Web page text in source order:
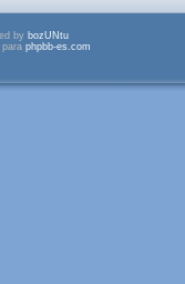
by bozUNtu
para phpbb-es.com